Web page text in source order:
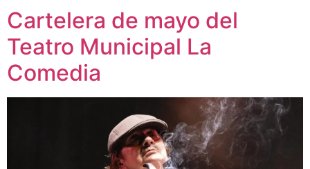
Cartelera de mayo del
Teatro Municipal La
Comedia